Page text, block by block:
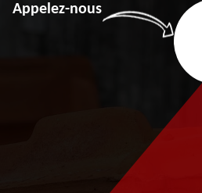
Appelez-nous